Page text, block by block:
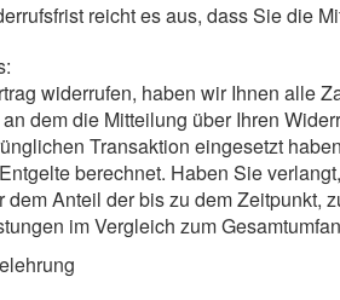
reicht es aus, dass Sie die
widerrufen, haben wir Ihnen alle
dem die Mitteilung über Ihren
Transaktion eingesetzt
berechnet. Haben Sie
dem Anteil der bis zu dem Zeitpunkt,
im Vergleich zum